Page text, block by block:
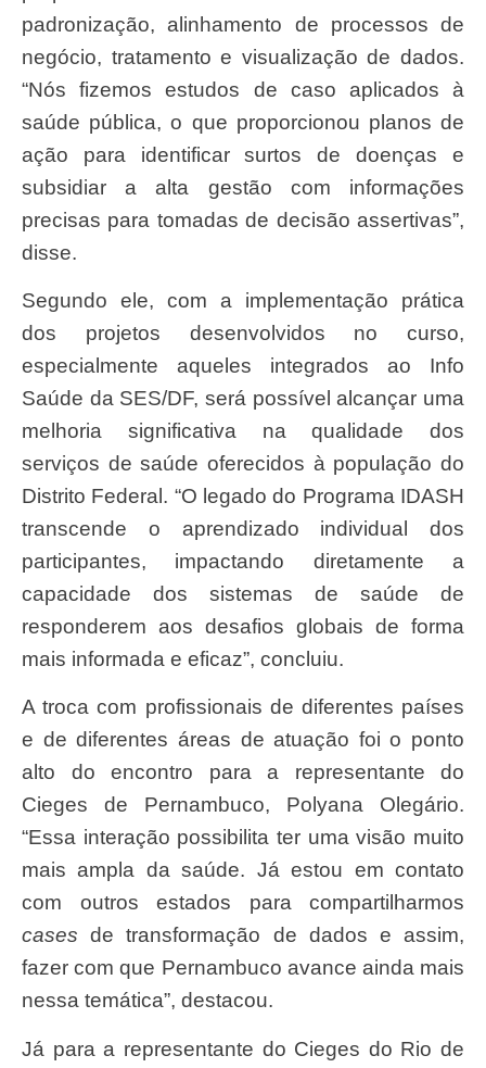
padronização, alinhamento de processos de
negócio, tratamento e visualização de dados.
“Nós fizemos estudos de caso aplicados à
saúde pública, o que proporcionou planos de
ação para identificar surtos de doenças e
subsidiar a alta gestão com informações
precisas para tomadas de decisão assertivas”,
disse.
Segundo ele, com a implementação prática
dos projetos desenvolvidos no curso,
especialmente aqueles integrados ao Info
Saúde da SES/DF, será possível alcançar uma
melhoria significativa na qualidade dos
serviços de saúde oferecidos à população do
Distrito Federal. “O legado do Programa IDASH
transcende o aprendizado individual dos
participantes, impactando diretamente a
capacidade dos sistemas de saúde de
responderem aos desafios globais de forma
mais informada e eficaz”, concluiu.
A troca com profissionais de diferentes países
e de diferentes áreas de atuação foi o ponto
alto do encontro para a representante do
Cieges de Pernambuco, Polyana Olegário.
“Essa interação possibilita ter uma visão muito
mais ampla da saúde. Já estou em contato
com outros estados para compartilharmos
cases de transformação de dados e assim,
fazer com que Pernambuco avance ainda mais
nessa temática”, destacou.
Já para a representante do Cieges do Rio de